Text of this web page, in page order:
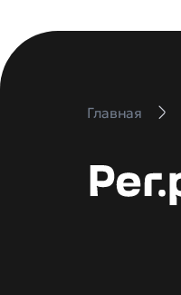
Главная